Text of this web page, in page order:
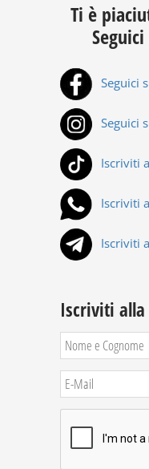
Ti è
Seguici
Seguici
Iscriviti
Iscriviti
Iscriviti
Iscriviti